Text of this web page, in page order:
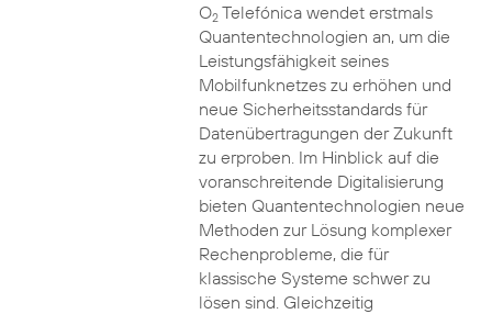
O2Telefónica wendet erstmals
Quantentechnologien an, um die
Leistungsfähigkeit seines
Mobilfunknetzes zu erhöhen und
neue Sicherheitsstandards für
Datenübertragungen der Zukunft
zu erproben. Im Hinblick auf die
voranschreitende Digitalisierung
bieten Quantentechnologien neue
Methoden zur Lösung komplexer
Rechenprobleme, die für
klassische Systeme schwer zu
lösen sind. Gleichzeitig